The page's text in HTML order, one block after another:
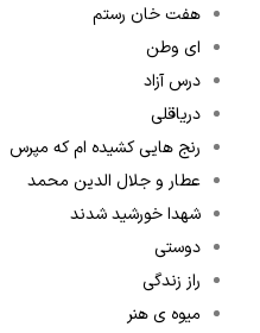
هفت خان رستم
ای وطن
درس آزاد
دریاقلی
رنج هایی کشیده ام که مپرس
عطار و جلال الدین محمد
شهدا خورشید شدند
دوستی
راز زندگی
میوه ی هنر